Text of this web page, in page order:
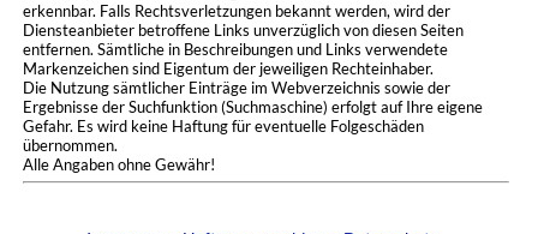
erkennbar. Falls Rechtsverletzungen bekannt werden, wird der
Diensteanbieter betroffene Links unverzüglich von diesen Seiten
entfernen. Sämtliche in Beschreibungen und Links verwendete
Markenzeichen sind Eigentum der jeweiligen Rechteinhaber.
Die Nutzung sämtlicher Einträge im Webverzeichnis sowie der
Ergebnisse der Suchfunktion (Suchmaschine) erfolgt auf Ihre eigene
Gefahr. Es wird keine Haftung für eventuelle Folgeschäden
übernommen.
Alle Angaben ohne Gewähr!